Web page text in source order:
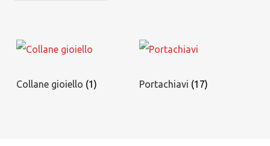
Collane gioiello (1) Portachiavi (17)